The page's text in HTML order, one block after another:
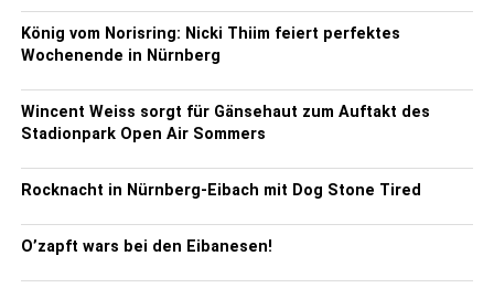
König vom Norisring: Nicki Thiim feiert perfektes
Wochenende in Nürnberg
Wincent Weiss sorgt für Gänsehaut zum Auftakt des
Stadionpark Open Air Sommers
Rocknacht in Nürnberg-Eibach mit Dog Stone Tired
O’zapft wars bei den Eibanesen!